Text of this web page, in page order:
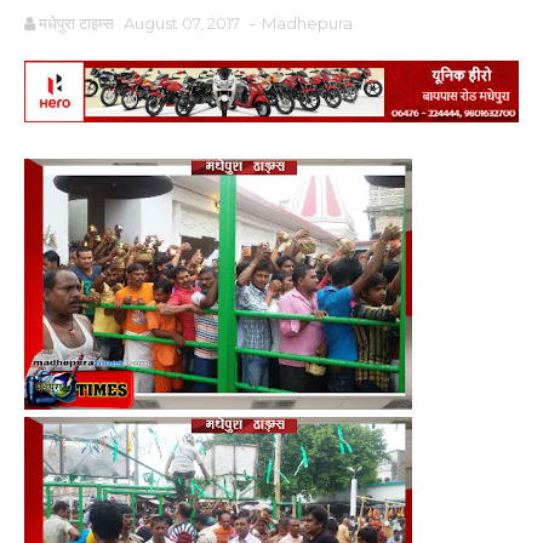
मधेपुरा टाइम्स August 07, 2017 - Madhepura